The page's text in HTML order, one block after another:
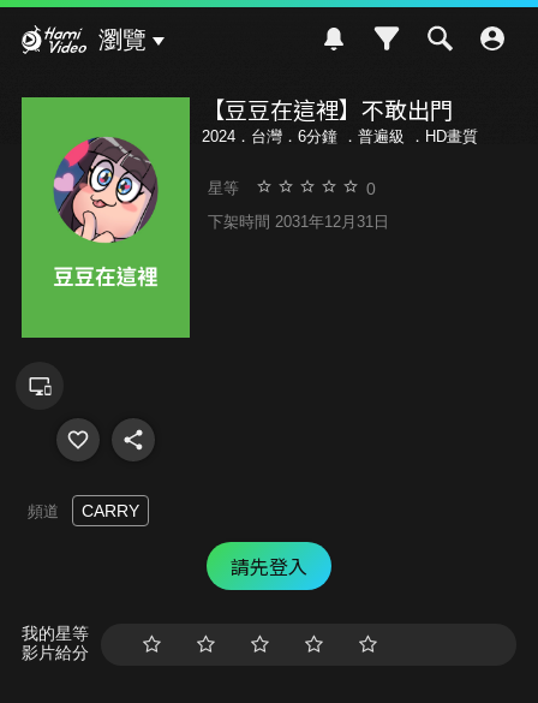
瀏覽
【豆豆在這裡】不敢出門
2024．台灣．6分鐘 ． 普遍級 ．HD畫質
星等 0
下架時間 2031年12月31日
頻道 CARRY
請先登入
我的星等
影片給分